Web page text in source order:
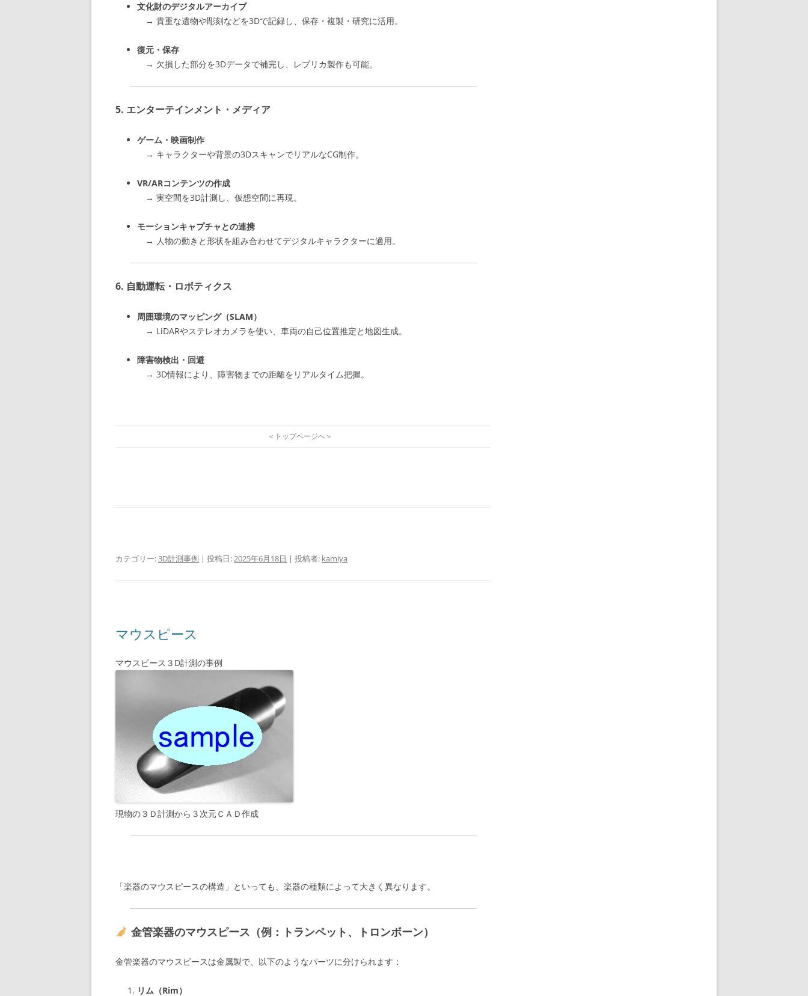
文化財のデジタルアーカイブ
→ 貴重な遺物や彫刻などを3Dで記録し、保存・複製・研究に活用。
復元・保存
→ 欠損した部分を3Dデータで補完し、レプリカ製作も可能。
5. エンターテインメント・メディア
ゲーム・映画制作
→ キャラクターや背景の3DスキャンでリアルなCG制作。
VR/ARコンテンツの作成
→ 実空間を3D計測し、仮想空間に再現。
モーションキャプチャとの連携
→ 人物の動きと形状を組み合わせてデジタルキャラクターに適用。
6. 自動運転・ロボティクス
周囲環境のマッピング（SLAM）
→ LiDARやステレオカメラを使い、車両の自己位置推定と地図生成。
障害物検出・回避
→ 3D情報により、障害物までの距離をリアルタイム把握。
＜トップページへ＞
カテゴリー:3D計測事例 | 投稿日:2025年6月18日 | 投稿者: kamiya
マウスピース
マウスピース３D計測の事例
現物の３Ｄ計測から３次元ＣＡＤ作成
「楽器のマウスピースの構造」といっても、楽器の種類によって大きく異なります。
金管楽器のマウスピース（例：トランペット、トロンボーン）
金管楽器のマウスピースは金属製で、以下のようなパーツに分けられます：
リム（Rim）